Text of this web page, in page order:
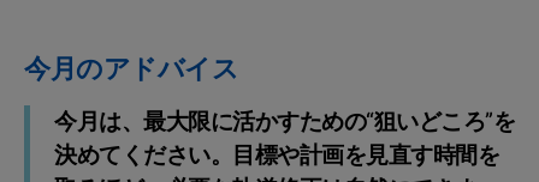
今月のアドバイス
今月は、最大限に活かすための“狙いどころ”を
決めてください。目標や計画を見直す時間を